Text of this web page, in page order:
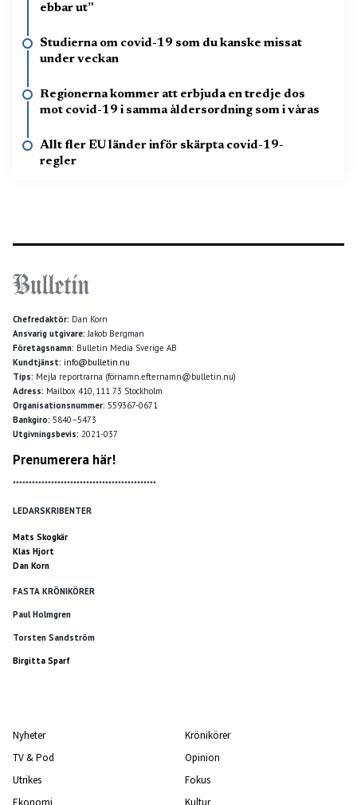
ebbar ut”
Studierna om covid-19 som du kanske missat
under veckan
Regionerna kommer att erbjuda en tredje dos
mot covid-19 i samma åldersordning som i våras
Allt fler EU länder inför skärpta covid-19-
regler
Chefredaktör: Dan Korn
Ansvarig utgivare:Jakob Bergman
Företagsnamn: Bulletin Media Sverige AB
Kundtjänst: info@bulletin.nu
Tips: Mejla reportrarna (förnamn.efternamn@bulletin.nu)
Adress: Mailbox 410, 111 73 Stockholm
Organisationsnummer: 559367-0671
Bankgiro: 5840–5473
Utgivningsbevis: 2021-037
Prenumerera här!
*********************************************
LEDARSKRIBENTER
Mats Skogkär
Klas Hjort
Dan Korn
FASTA KRÖNIKÖRER
Paul Holmgren
Torsten Sandström
Birgitta Sparf
Nyheter
TV & Pod
Utrikes
Krönikörer
Opinion
Fokus